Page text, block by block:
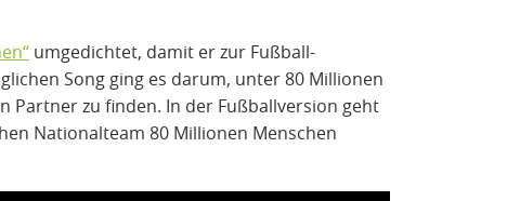
umgedichtet, damit er zur Fußball-
Song ging es darum, unter 80 Millionen
Partner zu finden. In der Fußballversion geht
Nationalteam 80 Millionen Menschen